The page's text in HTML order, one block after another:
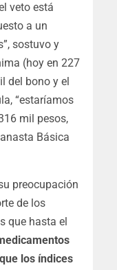
veto está
a un
sostuvo y
(hoy en 227
del bono y el
“estaríamos
mil pesos,
Básica
preocupación
de los
que hasta el
los índices